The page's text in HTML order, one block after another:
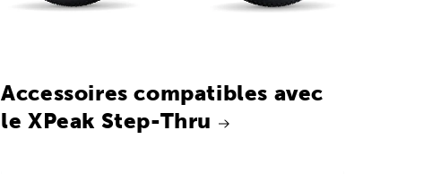
Accessoires compatibles avec
le XPeak Step-Thru